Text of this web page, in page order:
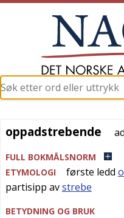
oppadstrebende
FULL BOKMÅLSNORM
ETYMOLOGI
første ledd
partisipp avstrebe
BETYDNING OG BRUK